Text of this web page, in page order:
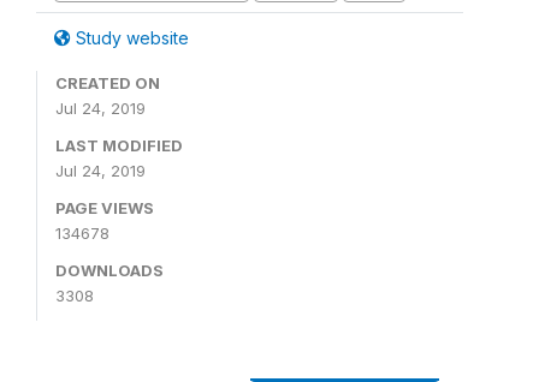
Study website
CREATED ON
Jul 24, 2019
LAST MODIFIED
Jul 24, 2019
PAGE VIEWS
134678
DOWNLOADS
3308